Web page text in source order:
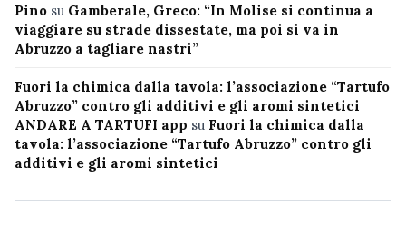
Pino su Gamberale, Greco: “In Molise si continua a
viaggiare su strade dissestate, ma poi si va in
Abruzzo a tagliare nastri”
Fuori la chimica dalla tavola: l’associazione “Tartufo
Abruzzo” contro gli additivi e gli aromi sintetici
ANDARE A TARTUFI app su Fuori la chimica dalla
tavola: l’associazione “Tartufo Abruzzo” contro gli
additivi e gli aromi sintetici